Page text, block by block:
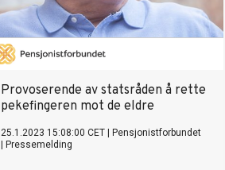
Provoserende av statsråden å rette
pekefingeren mot de eldre
25.1.2023 15:08:00 CET
Pensjonistforbundet
Pressemelding